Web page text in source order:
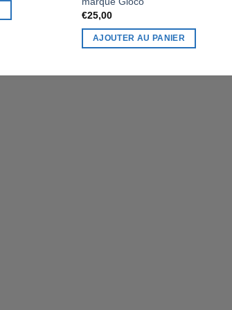
€25,00
AJOUTER AU PANIER